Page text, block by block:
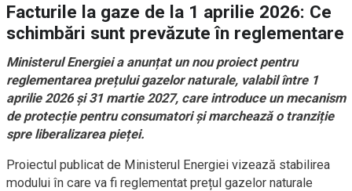
Facturile la gaze de la 1 aprilie 2026: Ce
schimbări sunt prevăzute în reglementare
Ministerul Energiei a anunțat un nou proiect pentru
reglementarea prețului gazelor naturale, valabil între 1
aprilie 2026 și 31 martie 2027, care introduce un mecanism
de protecție pentru consumatori și marchează o tranziție
spre liberalizarea pieței.
Proiectul publicat de Ministerul Energiei vizează stabilirea
modului în care va fi reglementat prețul gazelor naturale